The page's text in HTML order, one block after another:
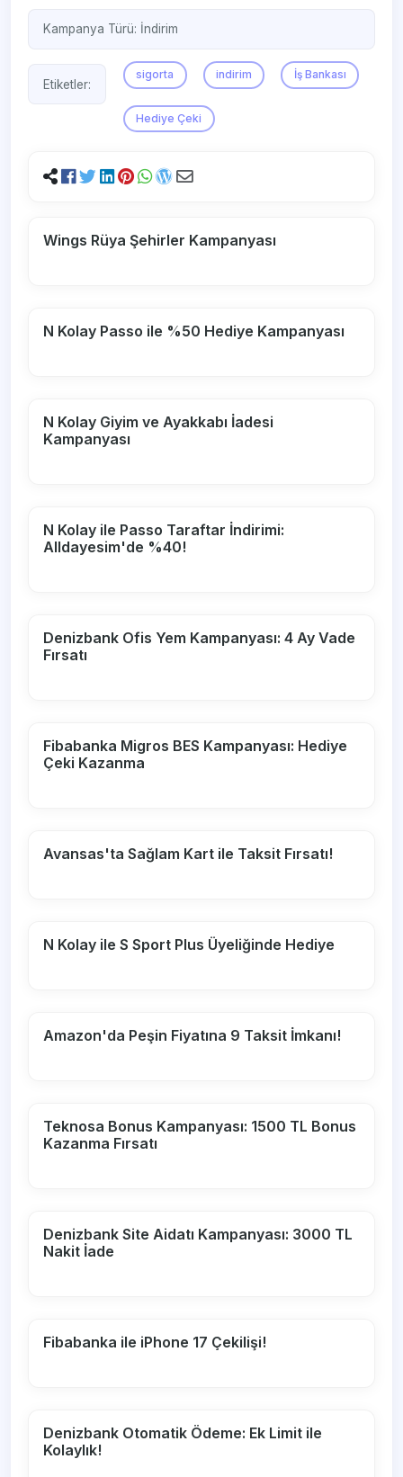
Kampanya Türü: İndirim
Etiketler:
sigorta indirim İş Bankası
Hediye Çeki
Wings Rüya Şehirler Kampanyası
N Kolay Passo ile %50 Hediye Kampanyası
N Kolay Giyim ve Ayakkabı İadesi
Kampanyası
N Kolay ile Passo Taraftar İndirimi:
Alldayesim'de %40!
Denizbank Ofis Yem Kampanyası: 4 Ay Vade
Fırsatı
Fibabanka Migros BES Kampanyası: Hediye
Çeki Kazanma
Avansas'ta Sağlam Kart ile Taksit Fırsatı!
N Kolay ile S Sport Plus Üyeliğinde Hediye
Amazon'da Peşin Fiyatına 9 Taksit İmkanı!
Teknosa Bonus Kampanyası: 1500 TL Bonus
Kazanma Fırsatı
Denizbank Site Aidatı Kampanyası: 3000 TL
Nakit İade
Fibabanka ile iPhone 17 Çekilişi!
Denizbank Otomatik Ödeme: Ek Limit ile
Kolaylık!